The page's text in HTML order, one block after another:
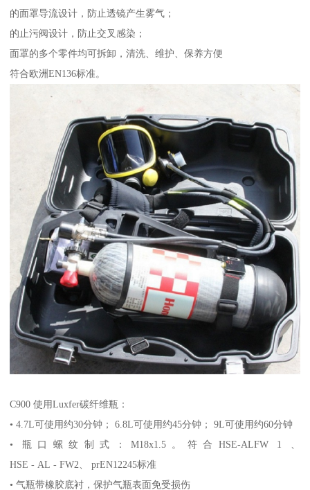
的面罩导流设计，防止透镜产生雾气；
的止污阀设计，防止交叉感染；
面罩的多个零件均可拆卸，清洗、维护、保养方便
符合欧洲EN136标准。
C900 使用Luxfer碳纤维瓶：
• 4.7L可使用约30分钟； 6.8L可使用约45分钟； 9L可使用约60分钟
• 瓶口螺纹制式：M18x1.5。符合HSE-ALFW 1 、
HSE - AL - FW2、 prEN12245标准
• 气瓶带橡胶底衬，保护气瓶表面免受损伤